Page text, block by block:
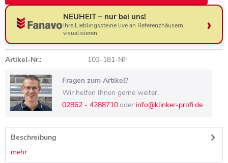
NEUHEIT – nur bei uns!
Ihre Lieblingssteine live an Referenzhäusern
visualisieren
Artikel-Nr.: 103-181-NF
Fragen zum Artikel?
Wir helfen Ihnen gerne weiter.
02862 - 4288710oder info@klinker-profi.de
Beschreibung
mehr